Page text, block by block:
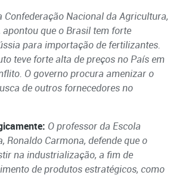
Confederação Nacional da Agricultura,
que o Brasil tem forte
para importação de fertilizantes.
teve forte alta de preços no País em
O governo procura amenizar o
de outros fornecedores no
O professor da Escola
Ronaldo Carmona, defende que o
na industrialização, a fim de
de produtos estratégicos, como